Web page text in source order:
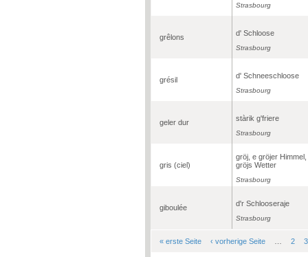
Strasbourg
grêlons d' Schloose
Strasbourg
grésil d' Schneeschloose
Strasbourg
geler dur stàrik g'friere
Strasbourg
gris (ciel)
gröj, e gröjer Himmel,
gröjs Wetter
Strasbourg
giboulée d'r Schlooseraje
Strasbourg
Seiten
« erste Seite ‹ vorherige Seite 2 3